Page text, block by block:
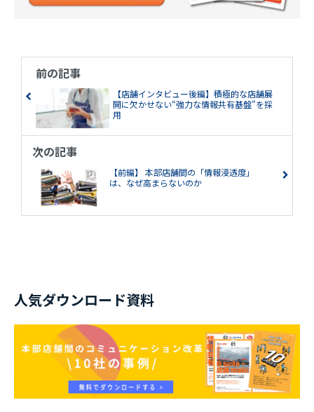
前の記事
【店舗インタビュー後編】積極的な店舗展
開に欠かせない“強力な情報共有基盤”を採
用
次の記事
【前編】 本部店舗間の「情報浸透度」
は、なぜ高まらないのか
人気ダウンロード資料